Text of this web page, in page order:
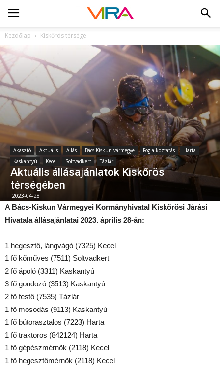
Kezdőlap Kiskőrös térsége
Akasztó Aktuális Állás Bács-Kiskun vármegye Foglalkoztatás
Harta
Kaskantyú
Kecel Soltvadkert Tázlár
Aktuális állásajánlatok Kiskőrös
térségében
2023-04-28
A Bács-Kiskun Vármegyei Kormányhivatal Kiskőrösi Járási
Hivatala állásajánlatai 2023. április 28-án:
1 hegesztő, lángvágó (7325) Kecel
1 fő kőműves (7511) Soltvadkert
2 fő ápoló (3311) Kaskantyú
3 fő gondozó (3513) Kaskantyú
2 fő festő (7535) Tázlár
1 fő mosodás (9113) Kaskantyú
1 fő bútorasztalos (7223) Harta
1 fő traktoros (842124) Harta
1 fő gépészmérnök (2118) Kecel
1 fő hegesztőmérnök (2118) Kecel